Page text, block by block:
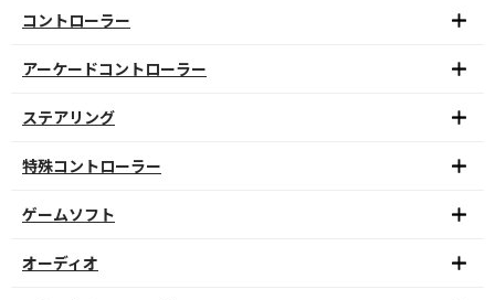
コントローラー
アーケードコントローラー
ステアリング
特殊コントローラー
ゲームソフト
オーディオ